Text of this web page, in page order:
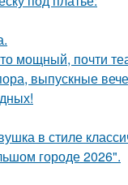
мощный, почти
выпускные
в стиле
городе 2026".